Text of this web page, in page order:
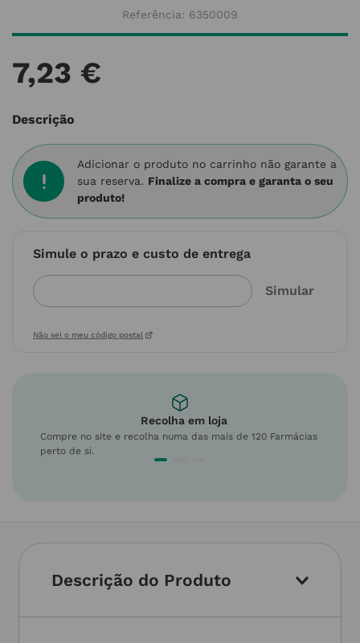
Referência: 6350009
7,23 €
Descrição
Adicionar o produto no carrinho não garante a
sua reserva. Finalize a compra e garanta o seu
produto!
Simule o prazo e custo de entrega
Não sei o meu código postal
Recolha em loja
Compre no site e recolha numa das mais de 120 Farmácias
perto de si.
Descrição do Produto